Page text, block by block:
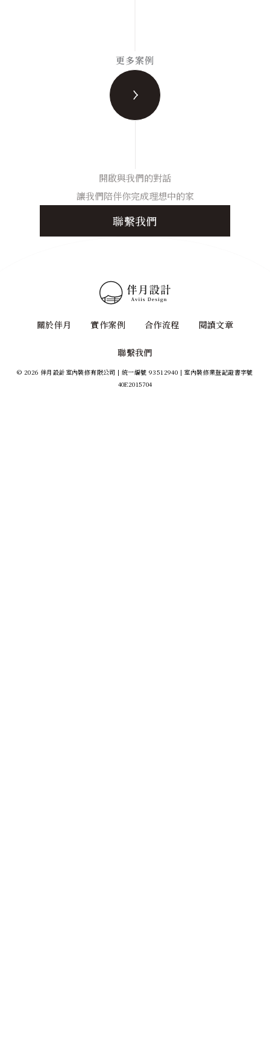
更多案例
開啟與我們的對話
讓我們陪伴你完成理想中的家
聯繫我們
關於伴月 實作案例 合作流程 閱讀文章
聯繫我們
© 2026 伴月設計室內裝修有限公司 | 統一編號 93512940 | 室內裝修業登記證書字號
40E2015704